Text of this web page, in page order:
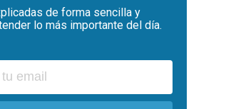
de forma sencilla y
lo más importante del día.